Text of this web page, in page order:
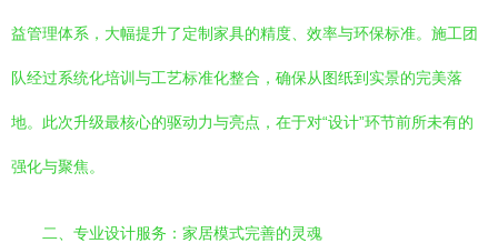
益管理体系，大幅提升了定制家具的精度、效率与环保标准。施工团
队经过系统化培训与工艺标准化整合，确保从图纸到实景的完美落
地。此次升级最核心的驱动力与亮点，在于对“设计”环节前所未有的
强化与聚焦。
二、专业设计服务：家居模式完善的灵魂